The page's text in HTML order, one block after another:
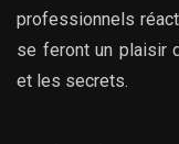
professionnels
se feront un plaisir
et les secrets.